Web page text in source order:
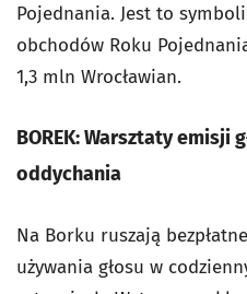
Pojednania. Jest to
obchodów Roku
1,3 mln Wrocławian.
BOREK: Warsztaty emisji
oddychania
Na Borku ruszają
używania głosu w